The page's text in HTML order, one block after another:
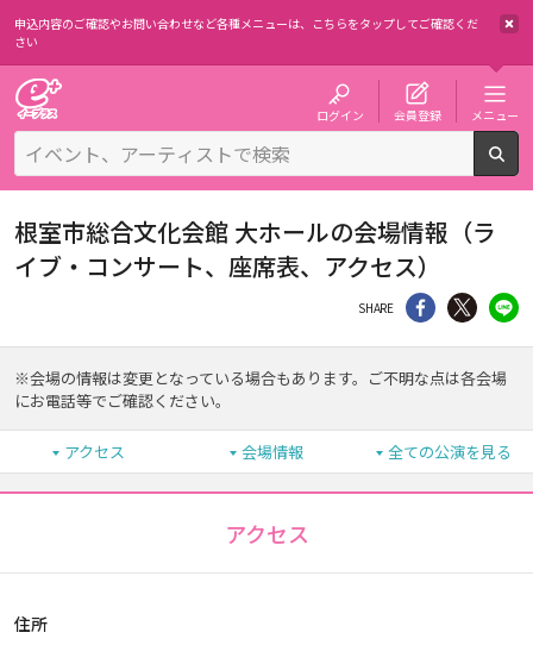
申込内容のご確認やお問い合わせなど各種メニューは、 こちらをタップしてご確認くだ
さい
ログイン 会員登録 メニュー
根室市総合文化会館 大ホールの会場情報（ラ
イブ・コンサート、座席表、アクセス）
SHARE シェア Twitter
※会場の情報は変更となっている場合もあります。ご不明な点は各会場
にお電話等でご確認ください。
アクセス 会場情報 全ての公演を見る
アクセス
住所